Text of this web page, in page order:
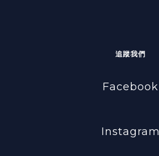
追蹤我們
Facebook
Instagram